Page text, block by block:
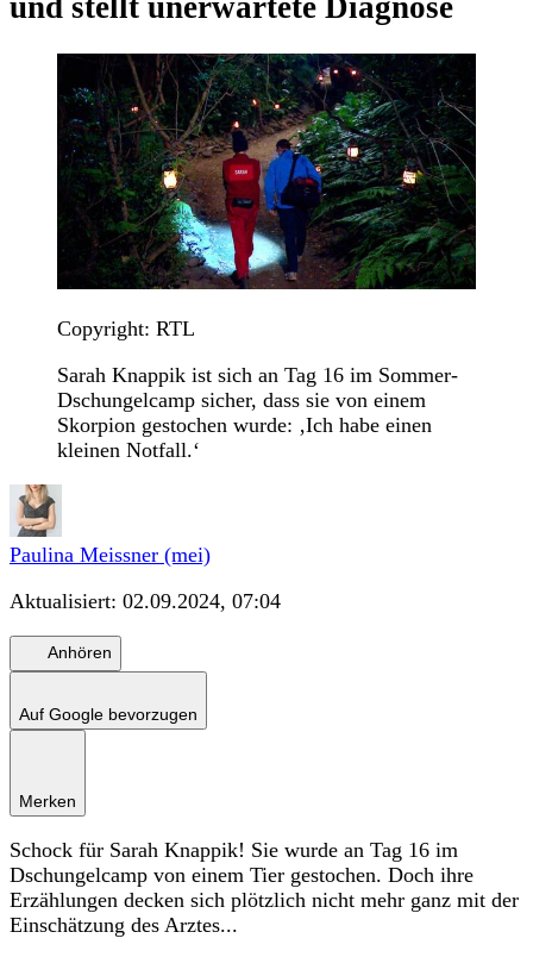
und stellt unerwartete Diagnose
Copyright: RTL
Sarah Knappik ist sich an Tag 16 im Sommer-
Dschungelcamp sicher, dass sie von einem
Skorpion gestochen wurde: ‚Ich habe einen
kleinen Notfall.‘
Paulina Meissner (mei)
Aktualisiert: 02.09.2024, 07:04
Anhören
Auf Google bevorzugen
Merken
Schock für Sarah Knappik! Sie wurde an Tag 16 im
Dschungelcamp von einem Tier gestochen. Doch ihre
Erzählungen decken sich plötzlich nicht mehr ganz mit der
Einschätzung des Arztes...